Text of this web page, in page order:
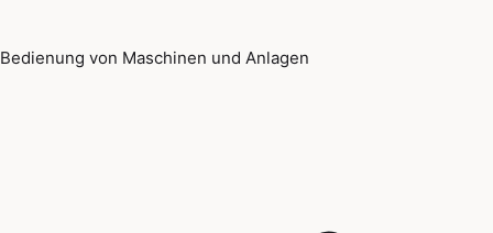
Bedienung von Maschinen und Anlagen